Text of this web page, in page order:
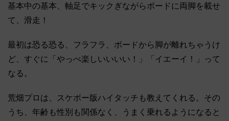
基本中の基本、軸足でキックぎながらボードに両脚を載せ
て、滑走！
最初は恐る恐る、フラフラ、ボードから脚が離れちゃうけ
ど、すぐに「やっべ楽しいいいい！」「イエーイ！」って
なる。
荒畑プロは、スケボー版ハイタッチも教えてくれる。その
うち、年齢も性別も関係なく、うまく乗れるようになると